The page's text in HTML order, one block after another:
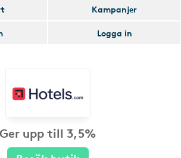
Kampanjer
Logga in
Ger upp till 3,5%